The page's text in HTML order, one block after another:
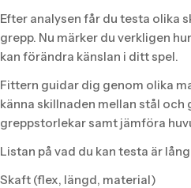
Efter analysen får du testa olika
grepp. Nu märker du verkligen
kan förändra känslan i ditt spel.
Fittern guidar dig genom olika
känna skillnaden mellan stål
greppstorlekar samt jämföra
Listan på vad du kan testa är
Skaft (flex, längd, material)